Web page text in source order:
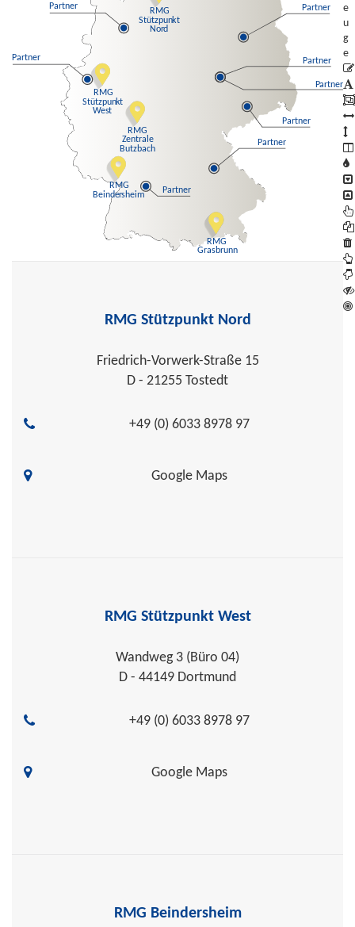
Partner
Partner
Partner
Partner
Partner
Partner
Partner
Partner
RMG
Zentrale
Butzbach
RMG
Stützpunkt
Nord
RMG
Stützpunkt
West
RMG
Beindersheim
RMG
Grasbrunn
RMG Stützpunkt Nord
Friedrich-Vorwerk-Straße 15
D - 21255 Tostedt
+49 (0) 6033 8978 97
Google Maps
RMG Stützpunkt West
Wandweg 3 (Büro 04)
D - 44149 Dortmund
+49 (0) 6033 8978 97
Google Maps
RMG Beindersheim
e
u
g
e